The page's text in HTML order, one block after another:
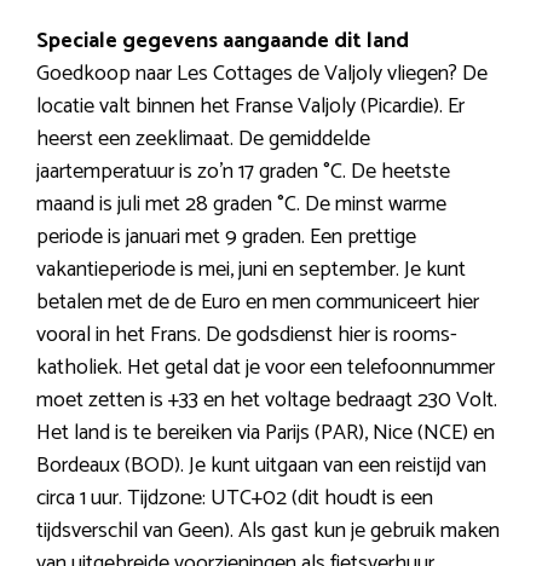
Speciale gegevens aangaande dit land
Goedkoop naar Les Cottages de Valjoly vliegen? De
locatie valt binnen het Franse Valjoly (Picardie). Er
heerst een zeeklimaat. De gemiddelde
jaartemperatuur is zo’n 17 graden °C. De heetste
maand is juli met 28 graden °C. De minst warme
periode is januari met 9 graden. Een prettige
vakantieperiode is mei, juni en september. Je kunt
betalen met de de Euro en men communiceert hier
vooral in het Frans. De godsdienst hier is rooms-
katholiek. Het getal dat je voor een telefoonnummer
moet zetten is +33 en het voltage bedraagt 230 Volt.
Het land is te bereiken via Parijs (PAR), Nice (NCE) en
Bordeaux (BOD). Je kunt uitgaan van een reistijd van
circa 1 uur. Tijdzone: UTC+02 (dit houdt is een
tijdsverschil van Geen). Als gast kun je gebruik maken